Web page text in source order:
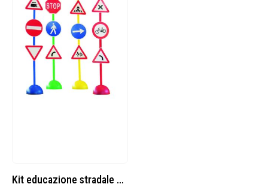
Kit educazione stradale set A12 segnali stradali in plastica e 1 semaforo